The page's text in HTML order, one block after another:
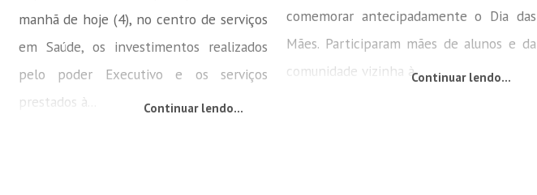
manhã de hoje (4), no centro de serviços
em Saúde, os investimentos realizados
pelo poder Executivo e os serviços
prestados à...
Continuar lendo...
comemorar antecipadamente o Dia das
Mães. Participaram mães de alunos e da
comunidade vizinha à...Continuar lendo...